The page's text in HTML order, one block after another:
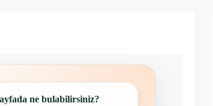
ne bulabilirsiniz?